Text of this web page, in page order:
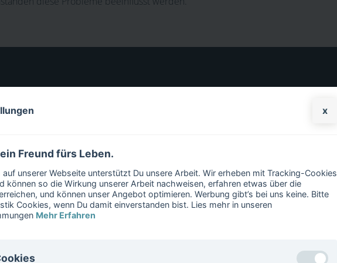
Projekt?
x
Freund fürs Leben.
auf unserer Webseite unterstützt Du unsere Arbeit. Wir erheben mit Tracking-Cookies
können so die Wirkung unserer Arbeit nachweisen, erfahren etwas über die
und können unser Angebot optimieren. Werbung gibt’s bei uns keine. Bitte
Cookies, wenn Du damit einverstanden bist. Lies mehr in unseren
Mehr Erfahren